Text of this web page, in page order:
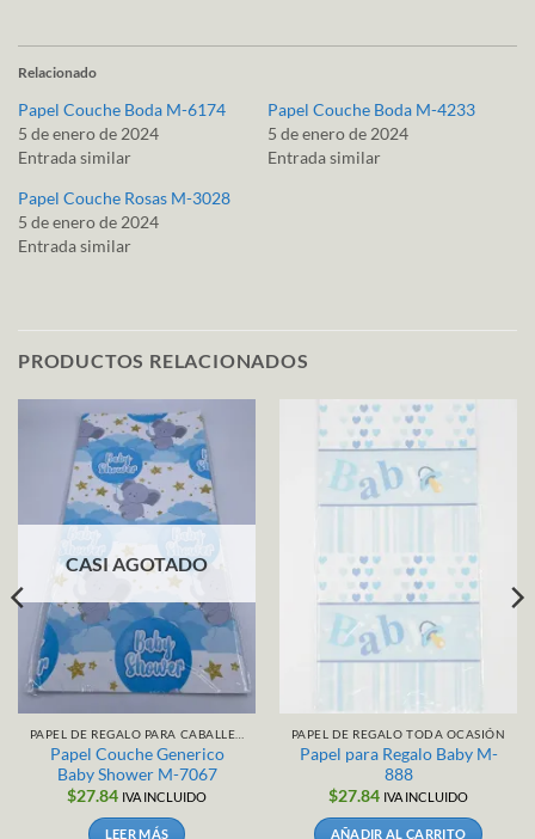
Relacionado
Papel Couche Boda M-6174
5 de enero de 2024
Entrada similar
Papel Couche Boda M-4233
5 de enero de 2024
Entrada similar
Papel Couche Rosas M-3028
5 de enero de 2024
Entrada similar
PRODUCTOS RELACIONADOS
CASI AGOTADO
Papel Couche Generico
Baby Shower M-7067
$27.84 IVA INCLUIDO
LEER MÁS
PAPEL DE REGALO TODA OCASIÓN
Papel para Regalo Baby M-
888
$27.84 IVA INCLUIDO
AÑADIR AL CARRITO